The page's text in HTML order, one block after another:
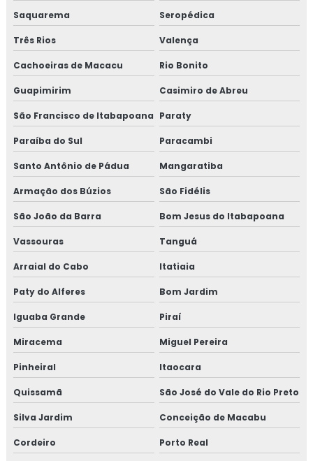
Saquarema Seropédica
Três Rios Valença
Cachoeiras de Macacu Rio Bonito
Guapimirim Casimiro de Abreu
São Francisco de Itabapoana Paraty
Paraíba do Sul Paracambi
Santo Antônio de Pádua Mangaratiba
Armação dos Búzios São Fidélis
São João da Barra Bom Jesus do Itabapoana
Vassouras Tanguá
Arraial do Cabo Itatiaia
Paty do Alferes Bom Jardim
Iguaba Grande Piraí
Miracema Miguel Pereira
Pinheiral Itaocara
Quissamã São José do Vale do Rio Preto
Silva Jardim Conceição de Macabu
Cordeiro Porto Real